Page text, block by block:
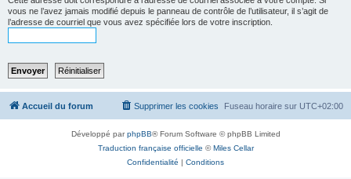
vous ne l’avez jamais modifié depuis le panneau de contrôle de l’utilisateur, il s’agit de
l’adresse de courriel que vous avez spécifiée lors de votre inscription.
Accueil du forum Fuseau horaire sur UTC+02:00
Supprimer les cookies
Développé parphpBB® Forum Software © phpBB Limited
Traduction française officielle ©Miles Cellar
Confidentialité | Conditions